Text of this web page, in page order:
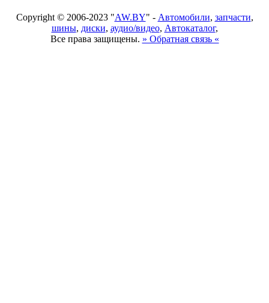
Copyright © 2006-2023 "AW.BY" - Автомобили, запчасти,
шины, диски, аудио/видео, Автокаталог,
Все права защищены. » Обратная связь «